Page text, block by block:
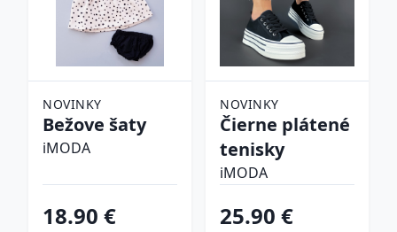
NOVINKY
Bežove šaty
iMODA
18.90 €
NOVINKY
Čierne plátené
tenisky
iMODA
25.90 €